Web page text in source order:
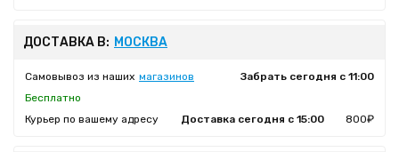
ДОСТАВКА В: МОСКВА
Самовывоз из наших магазинов
Забрать сегодня с 11:00
Бесплатно
Курьер по вашему адресу
Доставка сегодня с 15:00 800₽